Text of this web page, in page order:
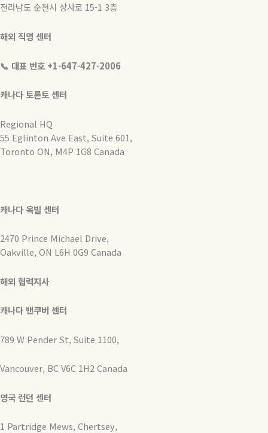
전라남도 순천시 상사로 15-1 3층
해외 직영 센터
📞 대표 번호 +1-647-427-2006
캐나다 토론토 센터
Regional HQ
55 Eglinton Ave East, Suite 601,
Toronto ON, M4P 1G8 Canada
캐나다 옥빌 센터
2470 Prince Michael Drive,
Oakville, ON L6H 0G9 Canada
해외 협력지사
캐나다 밴쿠버 센터
789 W Pender St, Suite 1100,
Vancouver, BC V6C 1H2 Canada
영국 런던 센터
1 Partridge Mews, Chertsey,